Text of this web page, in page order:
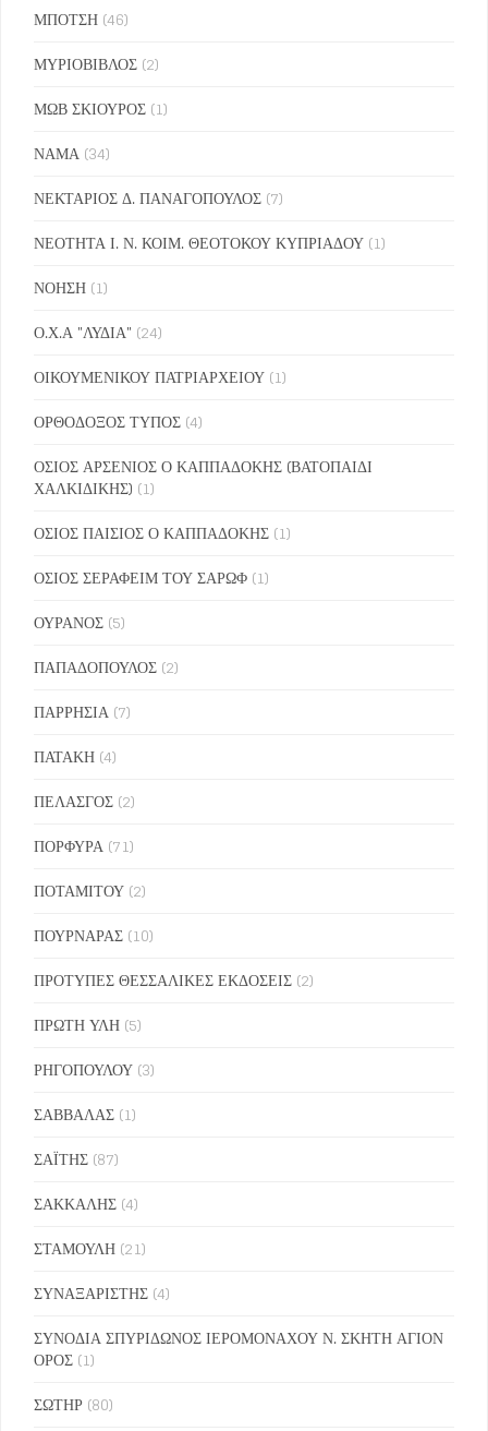
ΜΠΟΤΣΗ (46)
ΜΥΡΙΟΒΙΒΛΟΣ (2)
ΜΩΒ ΣΚΙΟΥΡΟΣ (1)
ΝΑΜΑ (34)
ΝΕΚΤΑΡΙΟΣ Δ. ΠΑΝΑΓΟΠΟΥΛΟΣ (7)
ΝΕΟΤΗΤΑ Ι. Ν. ΚΟΙΜ. ΘΕΟΤΟΚΟΥ ΚΥΠΡΙΑΔΟΥ (1)
ΝΟΗΣΗ (1)
Ο.Χ.Α "ΛΥΔΙΑ" (24)
ΟΙΚΟΥΜΕΝΙΚΟΥ ΠΑΤΡΙΑΡΧΕΙΟΥ (1)
ΟΡΘΟΔΟΞΟΣ ΤΥΠΟΣ (4)
ΟΣΙΟΣ ΑΡΣΕΝΙΟΣ Ο ΚΑΠΠΑΔΟΚΗΣ (ΒΑΤΟΠΑΙΔΙ
ΧΑΛΚΙΔΙΚΗΣ) (1)
ΟΣΙΟΣ ΠΑΙΣΙΟΣ Ο ΚΑΠΠΑΔΟΚΗΣ (1)
ΟΣΙΟΣ ΣΕΡΑΦΕΙΜ ΤΟΥ ΣΑΡΩΦ (1)
ΟΥΡΑΝΟΣ (5)
ΠΑΠΑΔΟΠΟΥΛΟΣ (2)
ΠΑΡΡΗΣΙΑ (7)
ΠΑΤΑΚΗ (4)
ΠΕΛΑΣΓΟΣ (2)
ΠΟΡΦΥΡΑ (71)
ΠΟΤΑΜΙΤΟΥ (2)
ΠΟΥΡΝΑΡΑΣ (10)
ΠΡΟΤΥΠΕΣ ΘΕΣΣΑΛΙΚΕΣ ΕΚΔΟΣΕΙΣ (2)
ΠΡΩΤΗ ΥΛΗ (5)
ΡΗΓΟΠΟΥΛΟΥ (3)
ΣΑΒΒΑΛΑΣ (1)
ΣΑΪΤΗΣ (87)
ΣΑΚΚΑΛΗΣ (4)
ΣΤΑΜΟΥΛΗ (21)
ΣΥΝΑΞΑΡΙΣΤΗΣ (4)
ΣΥΝΟΔΙΑ ΣΠΥΡΙΔΩΝΟΣ ΙΕΡΟΜΟΝΑΧΟΥ Ν. ΣΚΗΤΗ ΑΓΙΟΝ
ΟΡΟΣ (1)
ΣΩΤΗΡ (80)